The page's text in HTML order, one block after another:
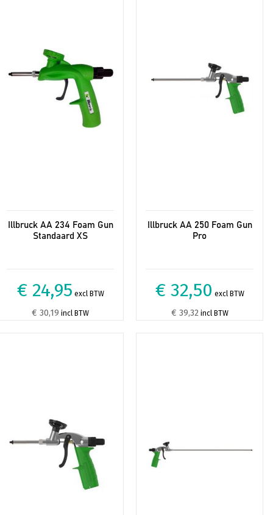
Illbruck AA 234 Foam Gun
Standaard XS
€ 24,95 excl BTW
€ 30,19 incl BTW
Illbruck AA 250 Foam Gun
Pro
€ 32,50 excl BTW
€ 39,32 incl BTW